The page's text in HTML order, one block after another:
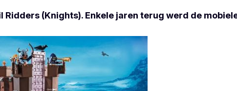
(Knights). Enkele jaren terug werd de